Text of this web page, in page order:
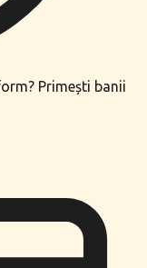
Primești banii